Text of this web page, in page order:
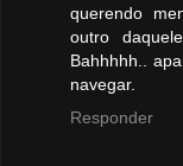
querendo
outro
Bahhhhh..
navegar.
Responder